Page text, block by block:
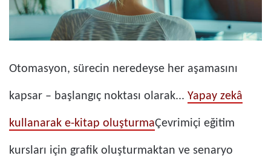
Otomasyon, sürecin neredeyse her aşamasını
kapsar – başlangıç ​​noktası olarak... Yapay zekâ
kullanarak e-kitap oluşturmaÇevrimiçi eğitim
kursları için grafik oluşturmaktan ve senaryo